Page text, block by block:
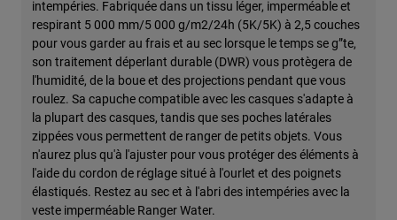
intempéries. Fabriquée dans un tissu léger, imperméable et
respirant 5 000 mm/5 000 g/m2/24h (5K/5K) à 2,5 couches
pour vous garder au frais et au sec lorsque le temps se g”te,
son traitement déperlant durable (DWR) vous protègera de
l'humidité, de la boue et des projections pendant que vous
roulez. Sa capuche compatible avec les casques s'adapte à
la plupart des casques, tandis que ses poches latérales
zippées vous permettent de ranger de petits objets. Vous
n'aurez plus qu'à l'ajuster pour vous protéger des éléments à
l'aide du cordon de réglage situé à l'ourlet et des poignets
élastiqués. Restez au sec et à l'abri des intempéries avec la
veste imperméable Ranger Water.